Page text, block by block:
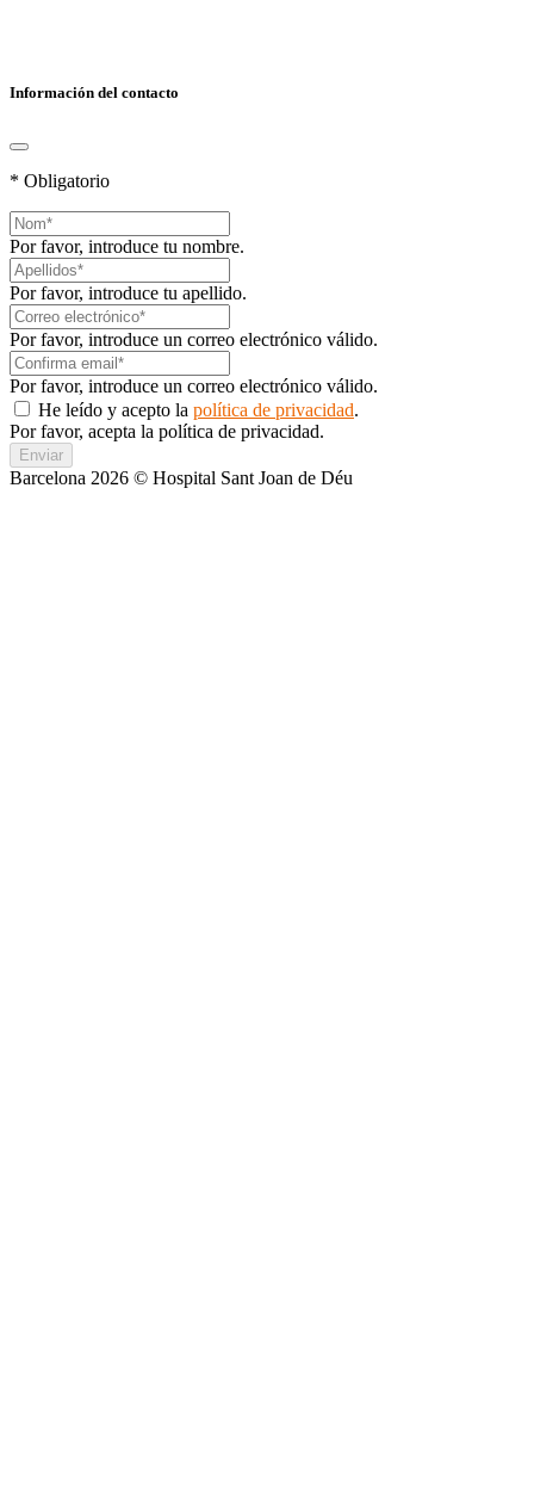
Información del contacto
* Obligatorio
Por favor, introduce tu nombre.
Por favor, introduce tu apellido.
Por favor, introduce un correo electrónico válido.
Por favor, introduce un correo electrónico válido.
He leído y acepto la política de privacidad.
Por favor, acepta la política de privacidad.
Enviar
Barcelona 2026 © Hospital Sant Joan de Déu